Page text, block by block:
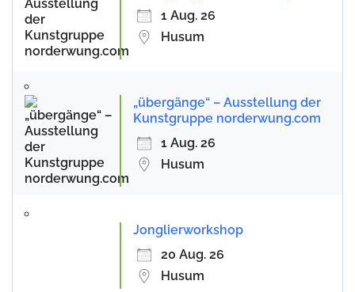
1 Aug. 26
Husum
„übergänge“ – Ausstellung der
Kunstgruppe norderwung.com
1 Aug. 26
Husum
Jonglierworkshop
20 Aug. 26
Husum